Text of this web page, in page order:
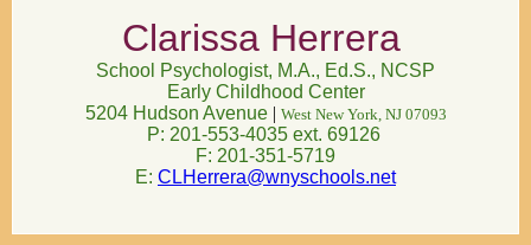
Clarissa Herrera
School Psychologist, M.A., Ed.S., NCSP
Early Childhood Center
5204 Hudson Avenue | West New York, NJ 07093
P: 201-553-4035 ext. 69126
F: 201-351-5719
E: CLHerrera@wnyschools.net